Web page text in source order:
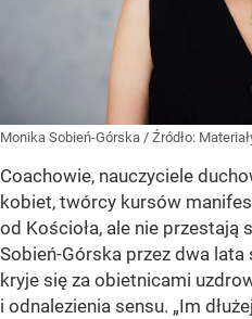
Monika Sobień-Górska / Źródło:
Coachowie, nauczyciele
kobiet, twórcy kursów
od Kościoła, ale nie
Sobień-Górska przez dwa lata
kryje się za obietnicami
i odnalezienia sensu. „Im